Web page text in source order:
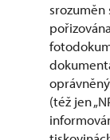
(též jen